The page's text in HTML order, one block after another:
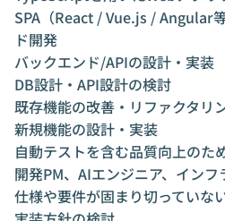
SPA（React / Vue.js / Angular
ド開発
バックエンド/APIの設計・実装
DB設計・API設計の検討
既存機能の改善・リファクタリ
新規機能の設計・実装
自動テストを含む品質向上のた
開発PM、AIエンジニア、イン
仕様や要件が固まり切っていな